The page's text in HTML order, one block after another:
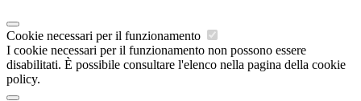
Cookie necessari per il funzionamento
I cookie necessari per il funzionamento non possono essere
disabilitati. È possibile consultare l'elenco nella pagina della cookie
policy.